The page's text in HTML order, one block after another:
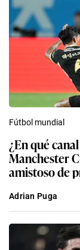
Fútbol mundial
¿En qué
Manchester
amistoso de
Adrian Puga